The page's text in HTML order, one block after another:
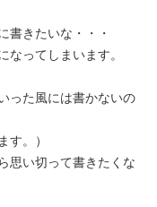
書きたいな・・・
なってしまいます。
った風には書かないの
す。）
思い切って書きたくな